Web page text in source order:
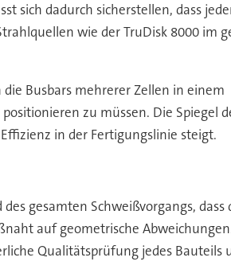
sich dadurch sicherstellen, dass
wie der TruDisk 8000 im
Busbars mehrerer Zellen in einem
zu müssen. Die Spiegel
in der Fertigungslinie steigt.
gesamten Schweißvorgangs,
auf geometrische
Qualitätsprüfung jedes Bauteils